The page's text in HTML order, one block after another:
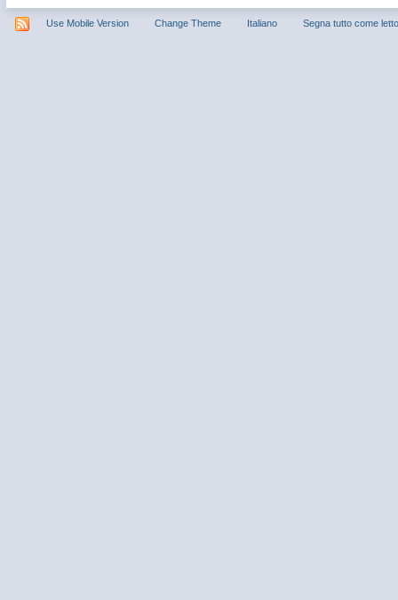
Use Mobile Version Change Theme Italiano Segna tutto come letto